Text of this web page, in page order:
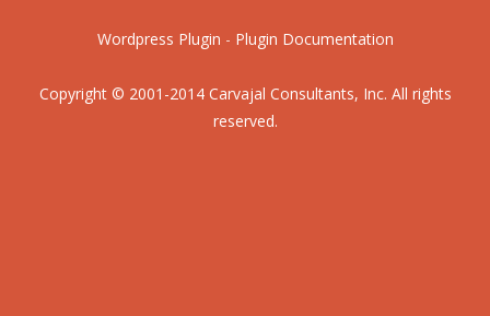
Wordpress Plugin - Plugin Documentation
Copyright © 2001-2014 Carvajal Consultants, Inc. All rights
reserved.